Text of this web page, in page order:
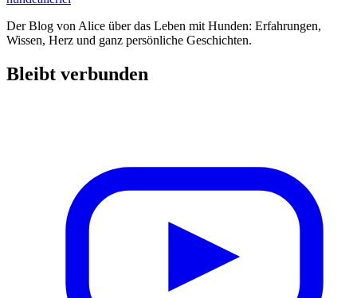
Der Blog von Alice über das Leben mit Hunden: Erfahrungen,
Wissen, Herz und ganz persönliche Geschichten.
Bleibt verbunden